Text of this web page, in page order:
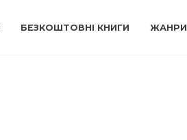
БЕЗКОШТОВНІ КНИГИ ЖАНРИ